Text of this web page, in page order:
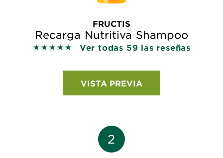
FRUCTIS
Recarga Nutritiva Shampoo
5 out of 5 stars based on reviews
Ver todas 59 las reseñas
VISTA PREVIA